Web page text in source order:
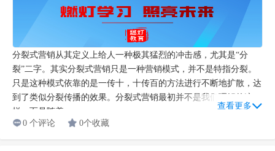
分裂式营销从其定义上给人一种极其猛烈的冲击感，尤其是“分
裂”二字。其实分裂式营销只是一种营销模式，并不是特指分裂。
只是这种模式依靠的是一传十，十传百的方法进行不断地扩散，达
到了类似分裂传播的效果。分裂式营销最初并不是我们理解的这
样，而是随着...
查看更多
0 个评论
0个收藏